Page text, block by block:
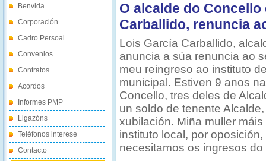
Benvida
Corporación
Cadro Persoal
Convenios
Contratos
Acordos
Informes PMP
Ligazóns
Teléfonos interese
Contacto
O alcalde do
Carballido, renuncia
Lois García Carballido,
anuncia a súa renuncia ao
meu reingreso ao instituto
municipal. Estiven 9 anos
Concello, tres deles de
un soldo de tenente
xubilación. Miña muller
instituto local, por
necesitamos os ingresos